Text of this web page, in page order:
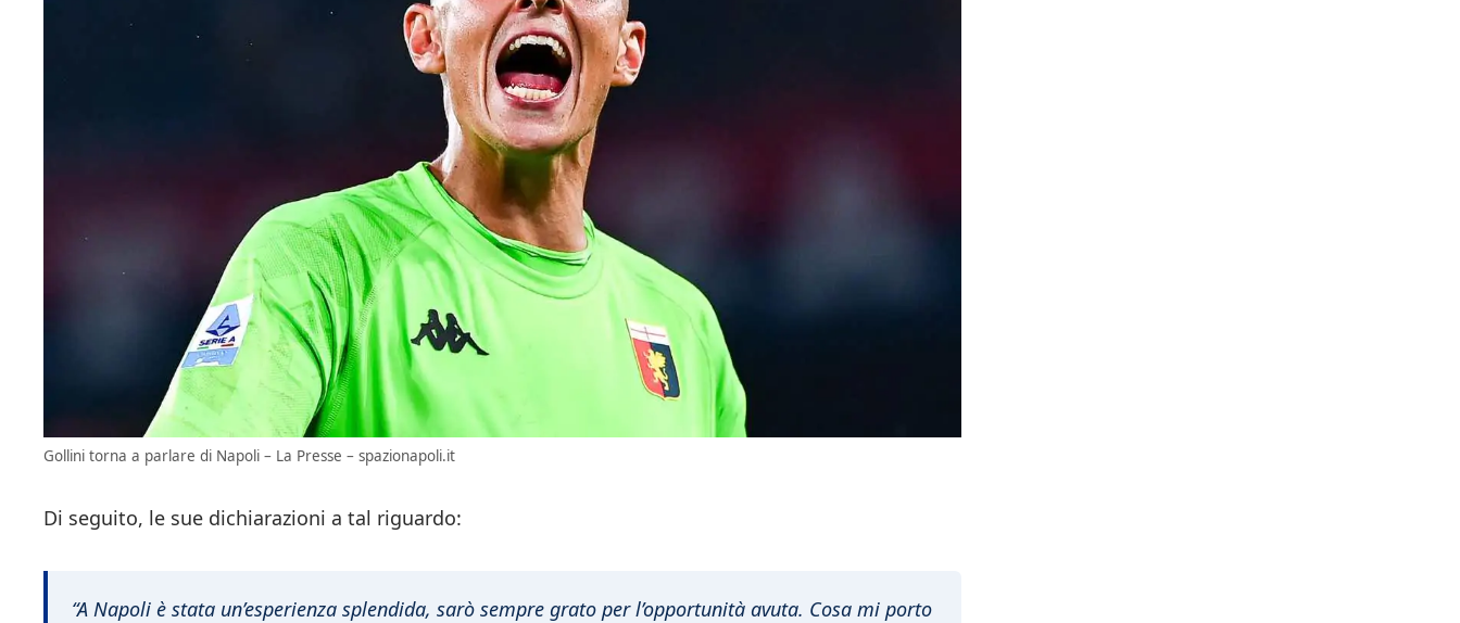
Gollini torna a parlare di Napoli – La Presse – spazionapoli.it
Di seguito, le sue dichiarazioni a tal riguardo:
“A Napoli è stata un’esperienza splendida, sarò sempre grato per l’opportunità avuta. Cosa mi porto